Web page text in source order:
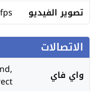
تصوير الفيديو
الاتصالات
واي فاي